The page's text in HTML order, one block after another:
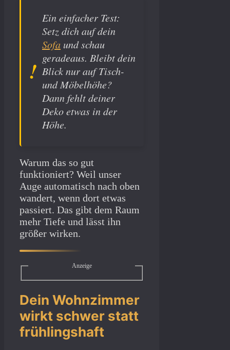
Ein einfacher Test:
Setz dich auf dein
Sofa und schau
geradeaus. Bleibt dein
Blick nur auf Tisch-
und Möbelhöhe?
Dann fehlt deiner
Deko etwas in der
Höhe.
Warum das so gut
funktioniert? Weil unser
Auge automatisch nach oben
wandert, wenn dort etwas
passiert. Das gibt dem Raum
mehr Tiefe und lässt ihn
größer wirken.
Anzeige
Dein Wohnzimmer
wirkt schwer statt
frühlingshaft